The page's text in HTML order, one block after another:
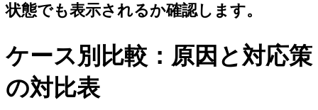
状態でも表示されるか確認します。
ケース別比較：原因と対応策
の対比表